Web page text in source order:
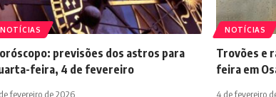
NOTÍCIAS
previsões dos astros para
feira, 4 de fevereiro
fevereiro de 2026
NOTÍCIAS
Trovões e
feira em
4 de fevereiro